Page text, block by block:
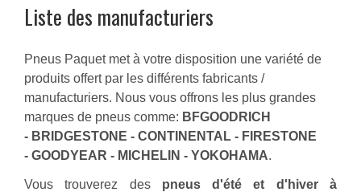
Liste des manufacturiers
Pneus Paquet met à votre disposition une variété de
produits offert par les différents fabricants /
manufacturiers. Nous vous offrons les plus grandes
marques de pneus comme: BFGOODRICH
- BRIDGESTONE - CONTINENTAL - FIRESTONE
- GOODYEAR - MICHELIN - YOKOHAMA.
Vous trouverez des pneus d'été et d'hiver à